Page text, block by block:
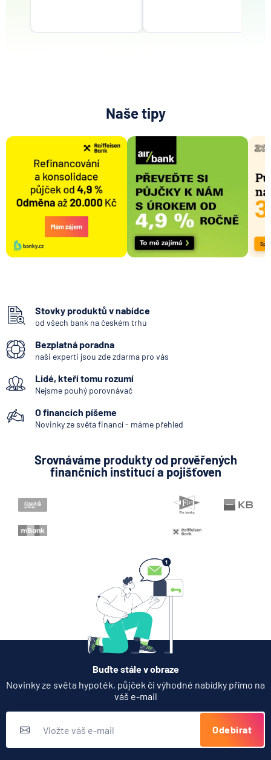
Naše tipy
Stovky produktů v nabídce
od všech bank na českém trhu
Bezplatná poradna
naši experti jsou zde zdarma pro vás
Lidé, kteří tomu rozumí
Nejsme pouhý porovnávač
O financích píšeme
Novinky ze světa financí - máme přehled
Srovnáváme produkty od prověřených
finančních institucí a pojišťoven
Buďte stále v obraze
Novinky ze světa hypoték, půjček či výhodné nabídky přímo na
váš e-mail
Odebírat